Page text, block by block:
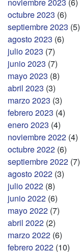
noviembre 2023 (6)
octubre 2023 (6)
septiembre 2023 (5)
agosto 2023 (6)
julio 2023 (7)
junio 2023 (7)
mayo 2023 (8)
abril 2023 (3)
marzo 2023 (3)
febrero 2023 (4)
enero 2023 (4)
noviembre 2022 (4)
octubre 2022 (6)
septiembre 2022 (7)
agosto 2022 (3)
julio 2022 (8)
junio 2022 (6)
mayo 2022 (7)
abril 2022 (2)
marzo 2022 (6)
febrero 2022 (10)